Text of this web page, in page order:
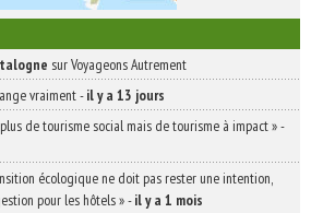
sur Voyageons Autrement
vraiment-il y a 13 jours
de tourisme social mais de tourisme à impact »-
écologique ne doit pas rester une intention,
pour les hôtels »-il y a 1 mois